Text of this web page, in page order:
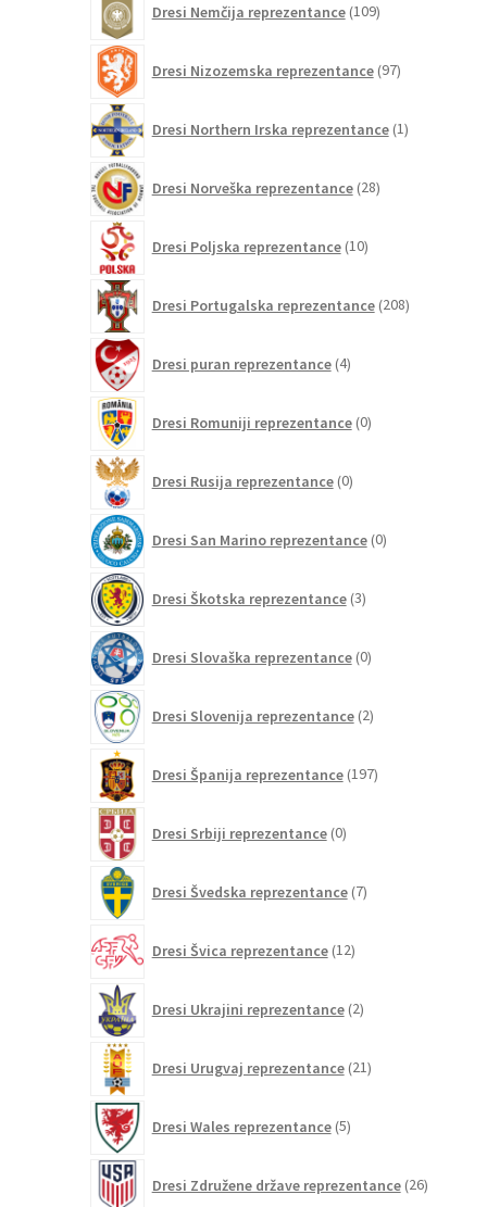
Dresi Nemčija reprezentance 109izdelkov
Dresi Nizozemska reprezentance 97izdelkov
Dresi Northern Irska reprezentance 1izdelek
Dresi Norveška reprezentance 28izdelkov
Dresi Poljska reprezentance 10izdelkov
Dresi Portugalska reprezentance 208izdelkov
Dresi puran reprezentance 4izdelki
Dresi Romuniji reprezentance 0izdelkov
Dresi Rusija reprezentance 0izdelkov
Dresi San Marino reprezentance 0izdelkov
Dresi Škotska reprezentance 3izdelki
Dresi Slovaška reprezentance 0izdelkov
Dresi Slovenija reprezentance 2izdelka
Dresi Španija reprezentance 197izdelkov
Dresi Srbiji reprezentance 0izdelkov
Dresi Švedska reprezentance 7izdelkov
Dresi Švica reprezentance 12izdelkov
Dresi Ukrajini reprezentance 2izdelka
Dresi Urugvaj reprezentance 21izdelkov
Dresi Wales reprezentance 5izdelkov
Dresi Združene države reprezentance 26izdelkov